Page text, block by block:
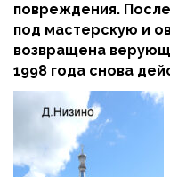
повреждения.
под мастерскую и
возвращена
1998 года снова